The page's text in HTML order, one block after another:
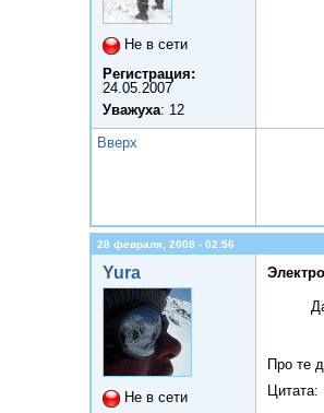
Не в сети
Регистрация:
24.05.2007
Уважуха: 12
Вверх
28 февраля, 2008 - 02:56
Yura
Не в сети
Про те
Цитата: